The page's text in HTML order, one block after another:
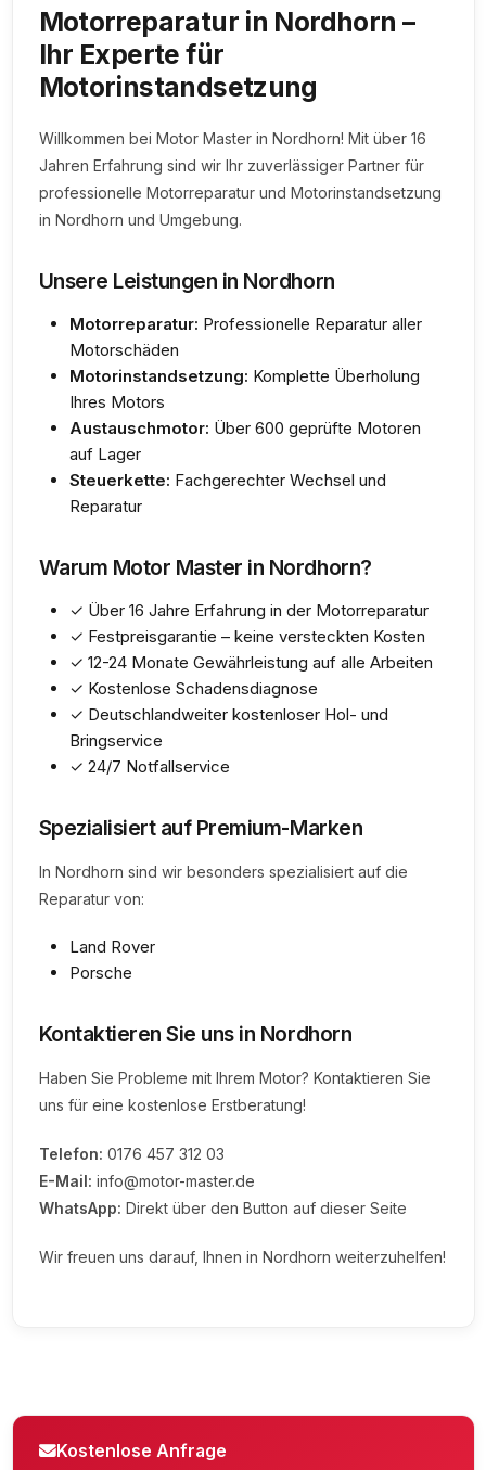
Motorreparatur in Nordhorn –
Ihr Experte für
Motorinstandsetzung
Willkommen bei Motor Master in Nordhorn! Mit über 16
Jahren Erfahrung sind wir Ihr zuverlässiger Partner für
professionelle Motorreparatur und Motorinstandsetzung
in Nordhorn und Umgebung.
Unsere Leistungen in Nordhorn
Motorreparatur: Professionelle Reparatur aller
Motorschäden
Motorinstandsetzung: Komplette Überholung
Ihres Motors
Austauschmotor: Über 600 geprüfte Motoren
auf Lager
Steuerkette: Fachgerechter Wechsel und
Reparatur
Warum Motor Master in Nordhorn?
✓ Über 16 Jahre Erfahrung in der Motorreparatur
✓ Festpreisgarantie – keine versteckten Kosten
✓ 12-24 Monate Gewährleistung auf alle Arbeiten
✓ Kostenlose Schadensdiagnose
✓ Deutschlandweiter kostenloser Hol- und
Bringservice
✓ 24/7 Notfallservice
Spezialisiert auf Premium-Marken
In Nordhorn sind wir besonders spezialisiert auf die
Reparatur von:
Land Rover
Porsche
Kontaktieren Sie uns in Nordhorn
Haben Sie Probleme mit Ihrem Motor? Kontaktieren Sie
uns für eine kostenlose Erstberatung!
Telefon: 0176 457 312 03
E-Mail: info@motor-master.de
WhatsApp: Direkt über den Button auf dieser Seite
Wir freuen uns darauf, Ihnen in Nordhorn weiterzuhelfen!
Kostenlose Anfrage